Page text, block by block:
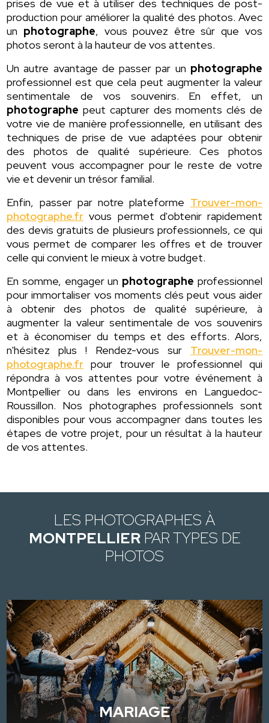
prises de vue et à utiliser des techniques de post-
production pour améliorer la qualité des photos. Avec
un photographe, vous pouvez être sûr que vos
photos seront à la hauteur de vos attentes.
Un autre avantage de passer par un photographe
professionnel est que cela peut augmenter la valeur
sentimentale de vos souvenirs. En effet, un
photographe peut capturer des moments clés de
votre vie de manière professionnelle, en utilisant des
techniques de prise de vue adaptées pour obtenir
des photos de qualité supérieure. Ces photos
peuvent vous accompagner pour le reste de votre
vie et devenir un trésor familial.
Enfin, passer par notre plateforme Trouver-mon-
photographe.fr vous permet d'obtenir rapidement
des devis gratuits de plusieurs professionnels, ce qui
vous permet de comparer les offres et de trouver
celle qui convient le mieux à votre budget.
En somme, engager un photographe professionnel
pour immortaliser vos moments clés peut vous aider
à obtenir des photos de qualité supérieure, à
augmenter la valeur sentimentale de vos souvenirs
et à économiser du temps et des efforts. Alors,
n'hésitez plus ! Rendez-vous sur Trouver-mon-
photographe.fr pour trouver le professionnel qui
répondra à vos attentes pour votre événement à
Montpellier ou dans les environs en Languedoc-
Roussillon. Nos photographes professionnels sont
disponibles pour vous accompagner dans toutes les
étapes de votre projet, pour un résultat à la hauteur
de vos attentes.
LES PHOTOGRAPHES À
MONTPELLIERPAR TYPES DE
PHOTOS
MARIAGE